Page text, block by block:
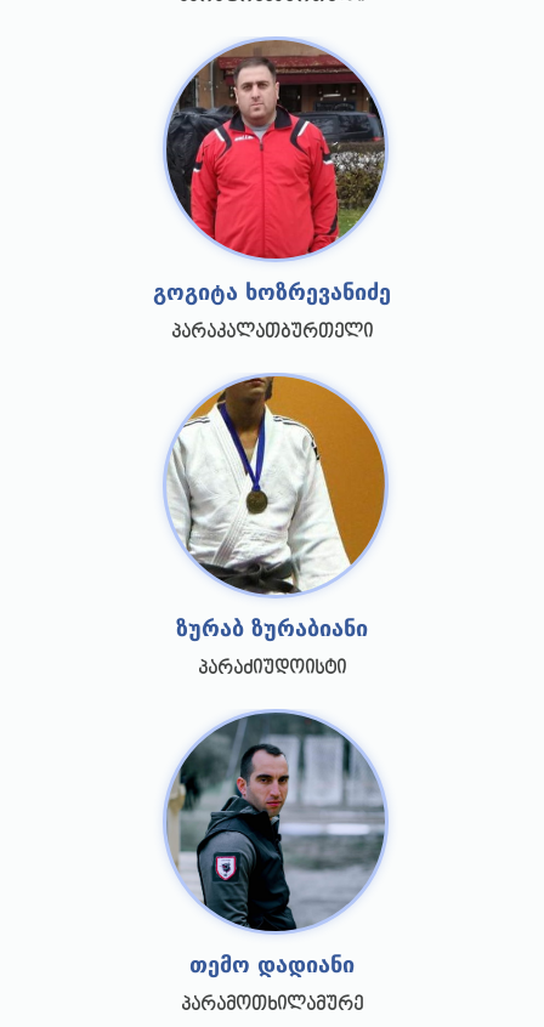
გოგიტა ხოზრევანიძე
პარაკალათბურთელი
ზურაბ ზურაბიანი
პარაძიუდოისტი
თემო დადიანი
პარამოთხილამურე